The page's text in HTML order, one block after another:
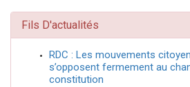
Fils D'actualités
RDC : Les mouvements
s’opposent fermement au
constitution